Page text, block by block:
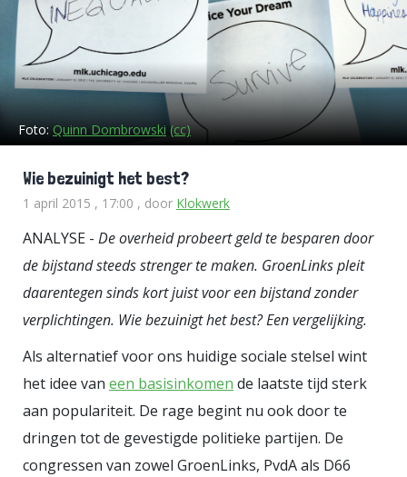
Foto: Quinn Dombrowski (cc)
Wie bezuinigt het best?
1 april 2015 , 17:00 , door Klokwerk
ANALYSE - De overheid probeert geld te besparen door
de bijstand steeds strenger te maken. GroenLinks pleit
daarentegen sinds kort juist voor een bijstand zonder
verplichtingen. Wie bezuinigt het best? Een vergelijking.
Als alternatief voor ons huidige sociale stelsel wint
het idee van een basisinkomen de laatste tijd sterk
aan populariteit. De rage begint nu ook door te
dringen tot de gevestigde politieke partijen. De
congressen van zowel GroenLinks, PvdA als D66